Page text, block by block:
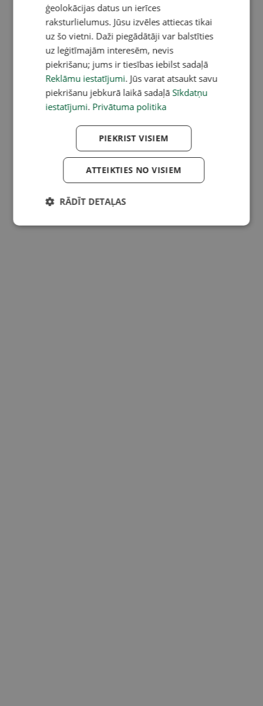
ģeolokācijas datus un ierīces
raksturlielumus. Jūsu izvēles attiecas tikai
uz šo vietni. Daži piegādātāji var balstīties
uz leģitīmajām interesēm, nevis
piekrišanu; jums ir tiesības iebilst sadaļā
Reklāmu iestatījumi. Jūs varat atsaukt savu
piekrišanu jebkurā laikā sadaļā Sīkdatņu
iestatījumi. Privātuma politika
PIEKRIST VISIEM
ATTEIKTIES NO VISIEM
RĀDĪT DETAĻAS